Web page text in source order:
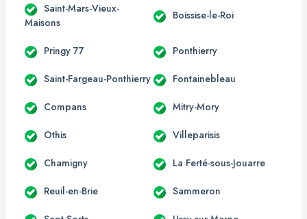
Saint-Mars-Vieux-
Maisons
Boissise-le-Roi
Pringy 77 Ponthierry
Saint-Fargeau-Ponthierry Fontainebleau
Compans Mitry-Mory
Othis Villeparisis
Chamigny La Ferté-sous-Jouarre
Reuil-en-Brie Sammeron